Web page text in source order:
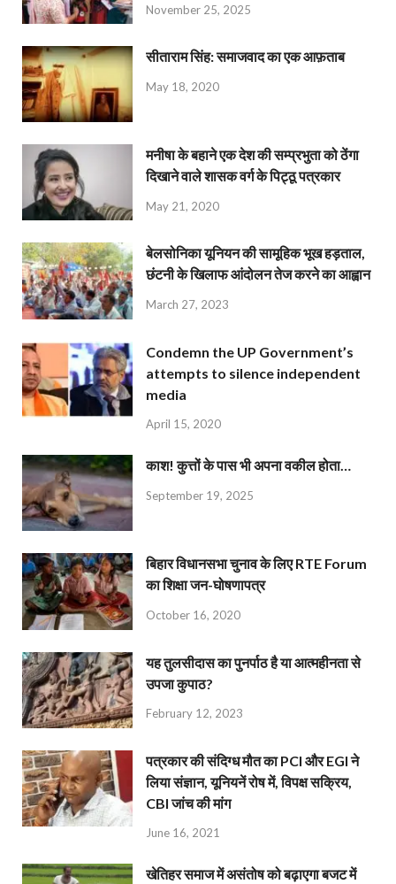
November 25, 2025
सीताराम सिंह: समाजवाद का एक आफ़ताब
May 18, 2020
मनीषा के बहाने एक देश की सम्प्रभुता को ठेंगा
दिखाने वाले शासक वर्ग के पिट्ठू पत्रकार
May 21, 2020
बेलसोनिका यूनियन की सामूहिक भूख हड़ताल,
छंटनी के खिलाफ आंदोलन तेज करने का आह्वान
March 27, 2023
Condemn the UP Government’s
attempts to silence independent
media
April 15, 2020
काश! कुत्तों के पास भी अपना वकील होता…
September 19, 2025
बिहार विधानसभा चुनाव के लिए RTE Forum
का शिक्षा जन-घोषणापत्र
October 16, 2020
यह तुलसीदास का पुनर्पाठ है या आत्महीनता से
उपजा कुपाठ?
February 12, 2023
पत्रकार की संदिग्ध मौत का PCI और EGI ने
लिया संज्ञान, यूनियनें रोष में, विपक्ष सक्रिय,
CBI जांच की मांग
June 16, 2021
खेतिहर समाज में असंतोष को बढ़ाएगा बजट में